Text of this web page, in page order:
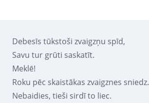
Debesīs tūkstoši zvaigzņu spīd,
Savu tur grūti saskatīt.
Meklē!
Roku pēc skaistākas zvaigznes sniedz.
Nebaidies, tieši sirdī to liec.